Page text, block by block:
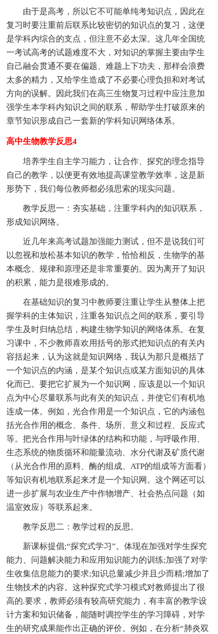
由于是高考，所以它不可能单纯考知识点，因此在
复习时要注重前后联系比较密切的知识点的复习，这便
是学科内综合的支点，但注意不必太深。这几年全国统
一考试高考的试题难度不大，对知识的掌握主要由学生
自己融会贯通不要在偏题、难题上下功夫，那样会浪费
太多的精力，又给学生造成了不必要心理负担和对考试
方向的误解。因此我们在高三生物复习过程中应注意加
强学生本学科内知识之间的联系，帮助学生打破原来的
章节知识形成自己一套新的学科知识网络体系。
高中生物教学反思4
培养学生自主学习能力，让合作、探究的理念指导
自己的教学，以便更有效地提高课堂教学效率，这是新
形势下，我们每位教师都必须思索的现实问题。
教学反思一：夯实基础，注重学科内的知识联系，
形成知识网络。
近几年来高考试题加强能力测试，但不是说我们可
以忽视和放松基本知识的教学，恰恰相反，生物学的基
本概念、规律和原理还是非常重要的。因为离开了知识
的积累，能力是很难形成的。
在基础知识的复习中教师要注重让学生从整体上把
握学科的主体知识，注重各知识点之间的联系，要引导
学生及时归纳总结，构建生物学知识的网络体系。在复
习课中，不少教师喜欢用括号的形式把知识点的有关内
容括起来，认为这就是知识网络，我认为那只是概括了
一个知识点的内涵，是某个知识点或某方面知识的具体
化而已。要把它扩展为一个知识网，应该是以一个知识
点为中心尽量联系与此有关的知识点，并使它们有机地
连成一体。例如，光合作用是一个知识点，它的内涵包
括光合作用的概念、条件、场所、意义和过程、反应式
等。把光合作用与叶绿体的结构和功能，与呼吸作用、
生态系统的物质循环和能量流动、水分代谢及矿质代谢
（从光合作用的原料、酶的组成、ATP的组成等方面看）
等知识有机地联系起来才是一个知识网。这个网还可以
进一步扩展与农业生产中作物增产、社会热点问题（如
温室效应）等联系起来。
教学反思二：教学过程的反思。
新课标提倡;“探究式学习”。体现在加强对学生探究
能力、问题解决能力和应用知识能力的训练;加强了对学
生收集信息能力的要求;知识总量减少并且少而精;增加了
生物技术的内容。这种探究式学习模式对教师提出了很
高的.要求，教师必须有较高研究能力，有丰富的教学设
计方案和知识储备，能随时调控学生的学习障碍，对学
生的研究成果能作出正确的评价。例如，在分析“肺炎双